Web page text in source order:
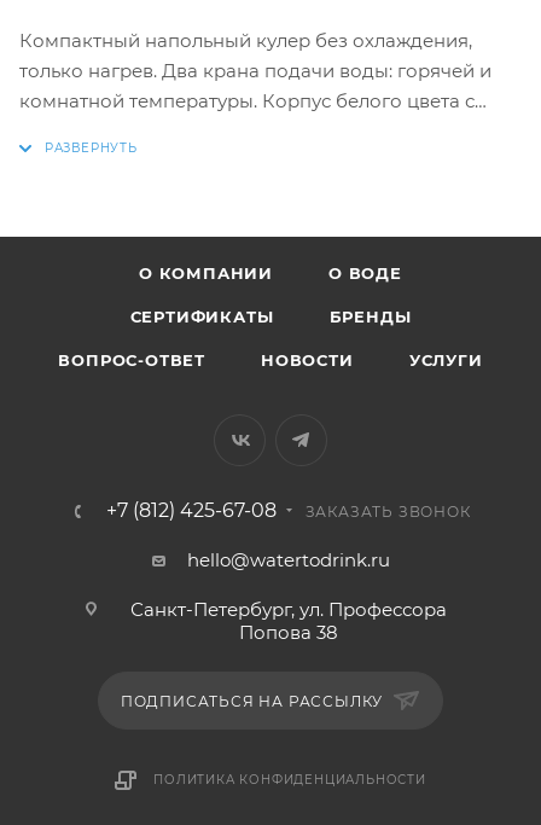
Компактный напольный кулер без охлаждения,
только нагрев. Два крана подачи воды: горячей и
комнатной температуры. Корпус белого цвета с
О КОМПАНИИ О ВОДЕ
СЕРТИФИКАТЫ БРЕНДЫ
ВОПРОС-ОТВЕТ НОВОСТИ УСЛУГИ
+7 (812) 425-67-08 ЗАКАЗАТЬ ЗВОНОК
hello@watertodrink.ru
Санкт-Петербург, ул. Профессора
Попова 38
ПОДПИСАТЬСЯ НА РАССЫЛКУ
ПОЛИТИКА КОНФИДЕНЦИАЛЬНОСТИ